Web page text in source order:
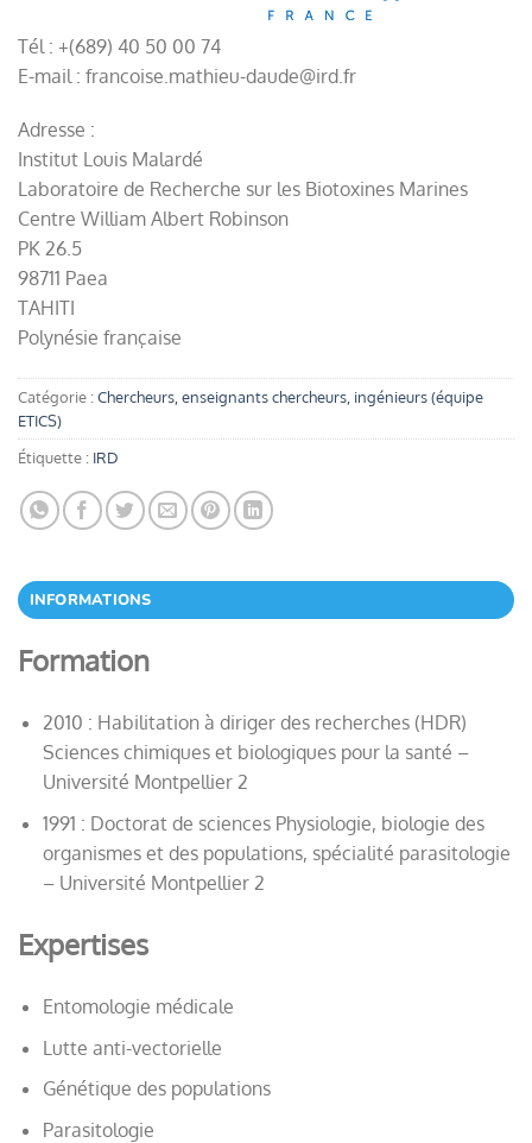
Tél : +(689) 40 50 00 74
E-mail : francoise.mathieu-daude@ird.fr
Adresse :
Institut Louis Malardé
Laboratoire de Recherche sur les Biotoxines Marines
Centre William Albert Robinson
PK 26.5
98711 Paea
TAHITI
Polynésie française
Catégorie :Chercheurs, enseignants chercheurs, ingénieurs (équipe
ETICS)
Étiquette : IRD
INFORMATIONS
Formation
2010 : Habilitation à diriger des recherches (HDR)
Sciences chimiques et biologiques pour la santé –
Université Montpellier 2
1991 : Doctorat de sciences Physiologie, biologie des
organismes et des populations, spécialité parasitologie
– Université Montpellier 2
Expertises
Entomologie médicale
Lutte anti-vectorielle
Génétique des populations
Parasitologie